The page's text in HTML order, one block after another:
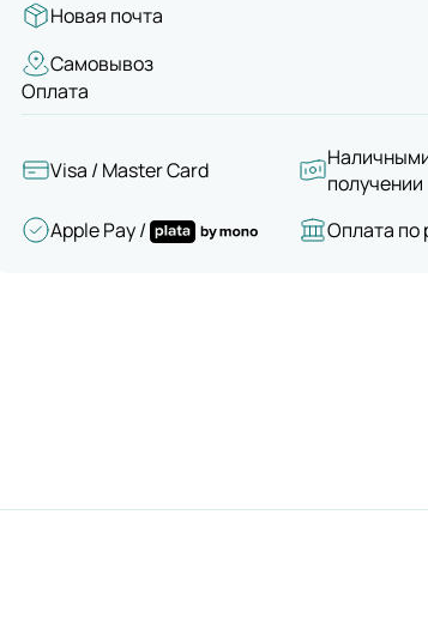
Новая почта
Самовывоз
Оплата
Visa / Master Card
получении
Apple Pay /
Оплата по